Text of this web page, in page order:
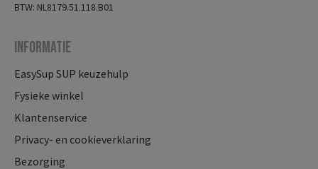
BTW: NL8179.51.118.B01
Informatie
EasySup SUP keuzehulp
Fysieke winkel
Klantenservice
Privacy- en cookieverklaring
Bezorging